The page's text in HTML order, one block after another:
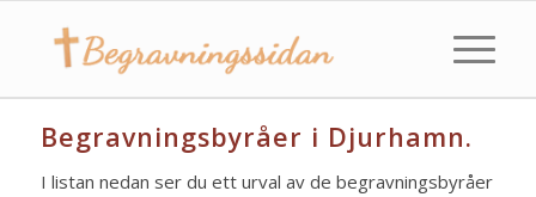
Begravningsbyråer i Djurhamn.
I listan nedan ser du ett urval av de begravningsbyråer